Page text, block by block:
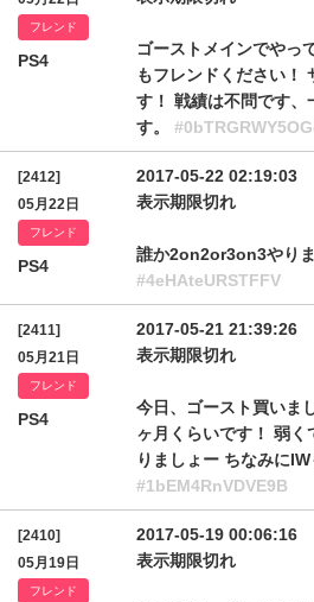
フレンド
PS4
ゴーストメインでやっ
もフレンドください！
す！ 戦績は不問です、
す。
[2412]
05月22日
フレンド
PS4
2017-05-22 02:19:03
表示期限切れ
誰か2on2or3on3やり
#4eHAteURSTFFV
[2411]
05月21日
フレンド
PS4
2017-05-21 21:39:26
表示期限切れ
今日、ゴースト買いま
ヶ月くらいです！ 弱
りましょー ちなみにIW
#1bEM4RnVDVE9B
[2410]
05月19日
フレンド
2017-05-19 00:06:16
表示期限切れ